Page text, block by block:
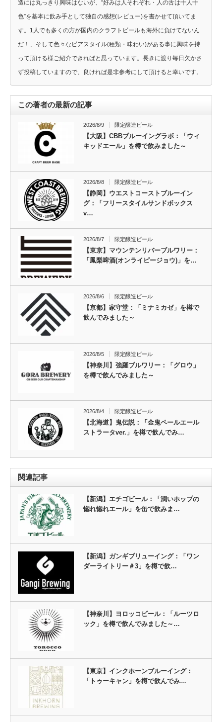
造には丸っきり興味はないが、“好みは人それぞれ・人の舌は十人十
色”を基本に飲み手として独自の感想(レビュー)を書かせて頂いてま
す。1人でも多くの方が国内のクラフトビールも海外に負けてないん
だ！、そして色々なビアスタイル(種類・味わい)がある事に興味を持
って頂ける様ご紹介できればと思っています。長きに渡り毎日欠かさ
ず投稿していますので、良ければ是非参考にして頂けると幸いです。
この著者の最新の記事
2026/8/9 限定醸造ビール
【大阪】CBBブルーイングラボ：「ウィ
キッドエール」を樽で飲みました～
2026/8/8 限定醸造ビール
【静岡】ウエストコーストブルーイン
グ：「フリースタイルサンドボックス
v…
2026/8/7 限定醸造ビール
【東京】マウンテンリバーブルワリー：
「鳳梨啤酒(オンライピージョウ)」を…
2026/8/6 限定醸造ビール
【京都】家守堂：「ミナミカゼ」を樽で
飲んでみました～
2026/8/5 限定醸造ビール
【神奈川】強羅ブルワリー：「グロウ」
を樽で飲んでみました～
2026/8/4 限定醸造ビール
【北海道】鬼伝説：「金鬼ペールエール
ストラータver.」を樽で飲んでみ…
関連記事
【新潟】エチゴビール：「潤いホップの
惚れ惚れエール」を缶で飲みま…
【新潟】ガンギブリューイング：「ワン
ダーライトリー＃3」を樽で飲…
【神奈川】ヨロッコビール：「ルーツロ
ック」を樽で飲んでみました～…
【東京】インクホーンブルーイング：
「トゥーキャン」を樽で飲んでみ…